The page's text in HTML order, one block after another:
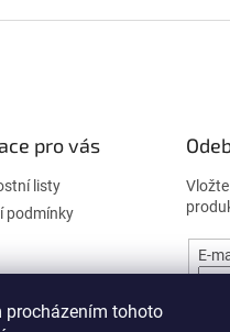
procházením tohoto
pro vás
listy
podmínky
E-